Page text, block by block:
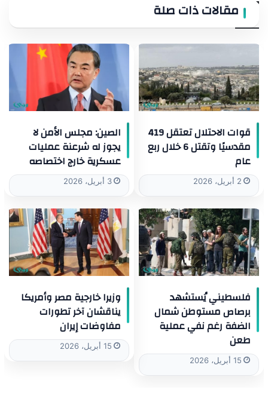
مقالات ذات صلة
قوات الاحتلال تعتقل 419
مقدسيًا وتقتل 6 خلال ربع
عام
2 أبريل، 2026
الصين: مجلس الأمن لا
يجوز له شرعنة عمليات
عسكرية خارج اختصاصه
3 أبريل، 2026
فلسطيني يُستشهد
برصاص مستوطن شمال
الضفة رغم نفي عملية
طعن
15 أبريل، 2026
وزيرا خارجية مصر وأمريكا
يناقشان آخر تطورات
مفاوضات إيران
15 أبريل، 2026